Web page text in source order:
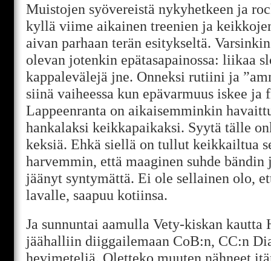
Muistojen syövereistä nykyhetkeen ja
kyllä viime aikainen treenien ja
aivan parhaan terän esitykseltä.
olevan jotenkin epätasapainossa: liikaa
kappalevälejä jne. Onneksi rutiini ja
siinä vaiheessa kun epävarmuus iskee
Lappeenranta on aikaisemminkin
hankalaksi keikkapaikaksi. Syytä tälle
keksiä. Ehkä siellä on tullut keikkailtua
harvemmin, että maaginen suhde
jäänyt syntymättä. Ei ole sellainen olo,
lavalle, saapuu kotiinsa.
Ja sunnuntai aamulla Vety-kiskan
jäähalliin diiggailemaan CoB:n, CC:n
hevimeteliä. Oletteko muuten nähneet